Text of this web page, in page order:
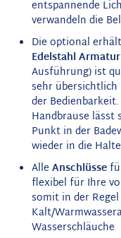
entspannende
verwandeln die
Die optional
Edelstahl Armatur
Ausführung) ist
sehr
der
Handbrause lässt
Punkt in der
wieder in die
Alle Anschlüsse
flexibel für Ihre
somit in der
Kalt/
Wasserschläuche